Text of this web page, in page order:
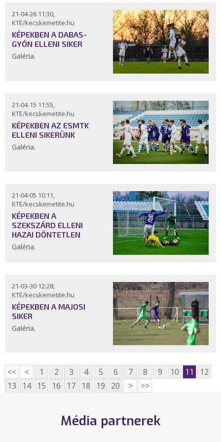
21-04-26 11:30,
KTE/kecskemetite.hu
KÉPEKBEN A DABAS-
GYÓN ELLENI SIKER
Galéria.
21-04-15 11:55,
KTE/kecskemetite.hu
KÉPEKBEN AZ ESMTK
ELLENI SIKERÜNK
Galéria.
21-04-05 10:11,
KTE/kecskemetite.hu
KÉPEKBEN A
SZEKSZÁRD ELLENI
HAZAI DÖNTETLEN
Galéria.
21-03-30 12:28,
KTE/kecskemetite.hu
KÉPEKBEN A MAJOSI
SIKER
Galéria.
<< < 1 2 3 4 5 6 7 8 9 10 11
12
13
14 15 16 17 18 19 20 > >>
Média partnerek